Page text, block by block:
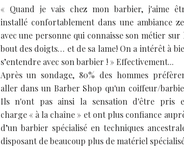
« Quand je vais chez mon barbier, j'aime
installé confortablement dans une ambiance
avec une personne qui connaisse son métier sur
bout des doigts… et de sa lame! On a intérêt à
s’entendre avec son barbier ! » Effectivement...
Après un sondage, 80% des hommes
aller dans un Barber Shop qu'un coiffeur/
Ils n'ont pas ainsi la sensation d'être pris
charge « à la chaîne » et ont plus confiance
d’un barbier spécialisé en techniques
disposant de beaucoup plus de matériel